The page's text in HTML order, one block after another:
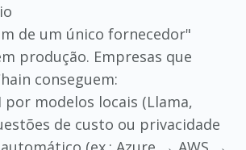
de um único fornecedor"
produção. Empresas que
conseguem:
por modelos locais (Llama,
de custo ou privacidade